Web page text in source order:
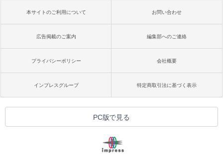
本サイトのご利用について お問い合わせ
広告掲載のご案内 編集部へのご連絡
プライバシーポリシー 会社概要
インプレスグループ 特定商取引法に基づく表示
PC版で見る